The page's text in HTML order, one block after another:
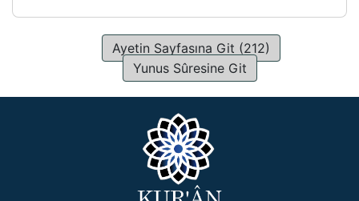
Ayetin Sayfasına Git (212)
Yunus Sûresine Git